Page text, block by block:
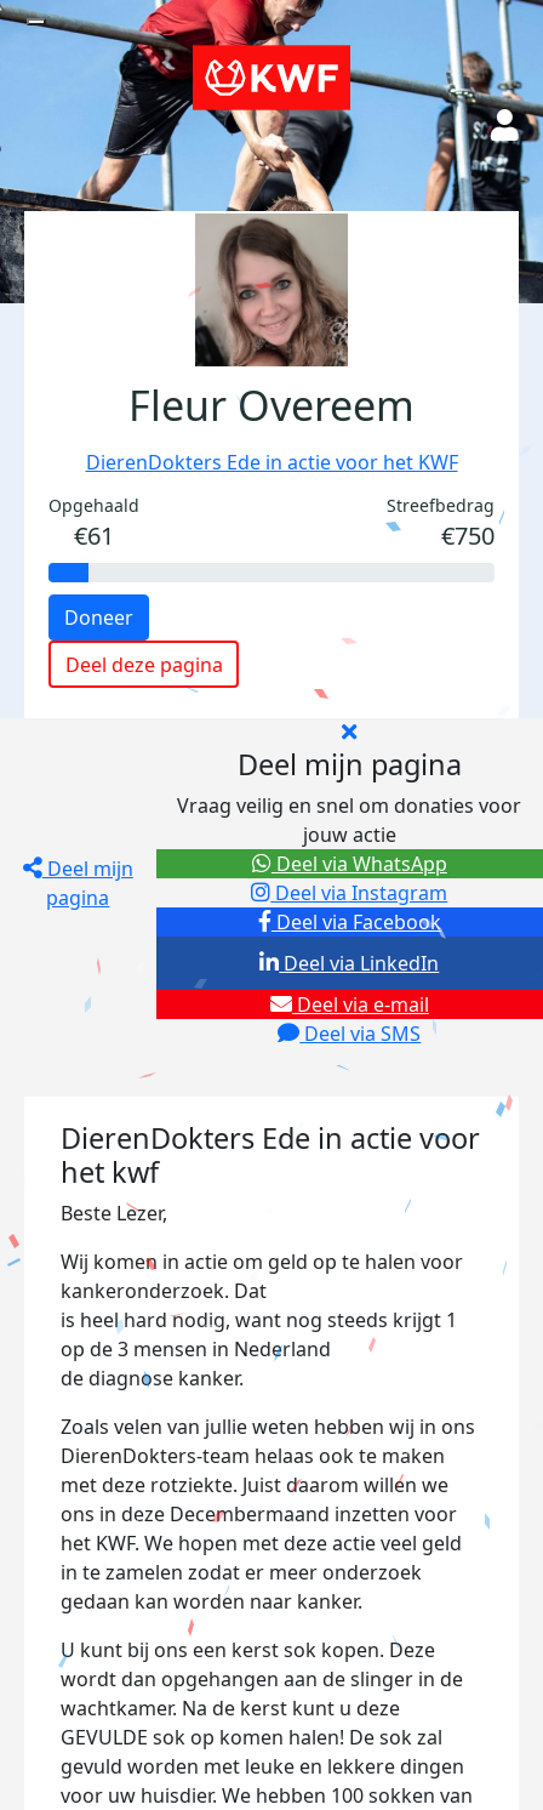
Fleur Overeem
DierenDokters Ede in actie voor het KWF
Opgehaald
€61
Streefbedrag
€750
Doneer
Deel deze pagina
Deel mijn
pagina
Deel mijn pagina
Vraag veilig en snel om donaties voor
jouw actie
Deel via Facebook
Deel via Instagram
Deel via e-mail
Deel via SMS
Deel via LinkedIn
Deel via WhatsApp
DierenDokters Ede in actie voor
het kwf
Beste Lezer,
Wij komen in actie om geld op te halen voor
kankeronderzoek. Dat
is heel hard nodig, want nog steeds krijgt 1
op de 3 mensen in Nederland
de diagnose kanker.
Zoals velen van jullie weten hebben wij in ons
DierenDokters-team helaas ook te maken
met deze rotziekte. Juist daarom willen we
ons in deze Decembermaand inzetten voor
het KWF. We hopen met deze actie veel geld
in te zamelen zodat er meer onderzoek
gedaan kan worden naar kanker.
U kunt bij ons een kerst sok kopen. Deze
wordt dan opgehangen aan de slinger in de
wachtkamer. Na de kerst kunt u deze
GEVULDE sok op komen halen! De sok zal
gevuld worden met leuke en lekkere dingen
voor uw huisdier. We hebben 100 sokken van